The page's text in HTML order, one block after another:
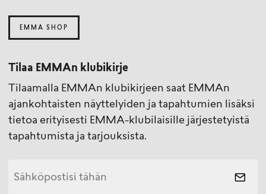
EMMA SHOP
Tilaa EMMAn klubikirje
Tilaamalla EMMAn klubikirjeen saat EMMAn
ajankohtaisten näyttelyiden ja tapahtumien lisäksi
tietoa erityisesti EMMA-klubilaisille järjestetyistä
tapahtumista ja tarjouksista.